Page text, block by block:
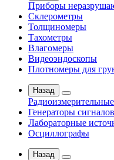
Приборы
Склерометры
Толщиномеры
Тахометры
Влагомеры
Видеоэндоскопы
Плотномеры для
Назад
Генераторы сигналов
Лабораторные
Осциллографы
Назад